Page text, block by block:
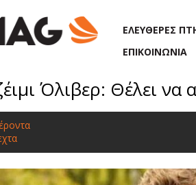
ΕΛΕΥΘΕΡΕΣ
ΕΠΙΚΟΙΝΩΝΙΑ
Όλιβερ: Θέλει να